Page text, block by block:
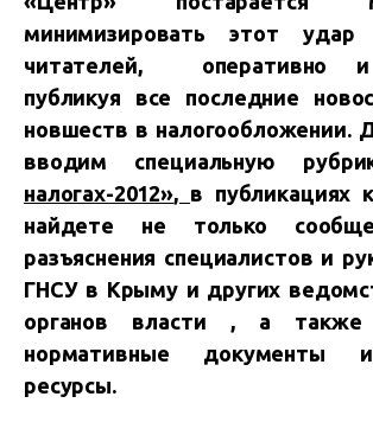
минимизировать этот
читателей, оперативно и
публикуя все последние
новшеств в налогообложении.
вводим специальную
налогах-2012», в публикациях
найдете не только
разъяснения специалистов и
ГНСУ в Крыму и других
органов власти , а также
нормативные документы
ресурсы.